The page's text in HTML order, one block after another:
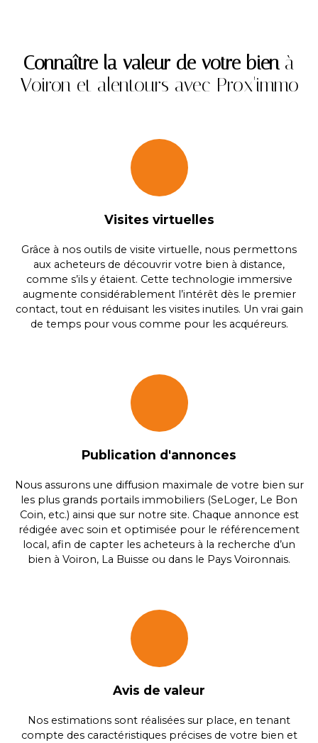
Connaître la valeur de votre bienà
Voiron et alentours avec Prox'immo
Visites virtuelles
Grâce à nos outils de visite virtuelle, nous permettons
aux acheteurs de découvrir votre bien à distance,
comme s’ils y étaient. Cette technologie immersive
augmente considérablement l’intérêt dès le premier
contact, tout en réduisant les visites inutiles. Un vrai gain
de temps pour vous comme pour les acquéreurs.
Publication d'annonces
Nous assurons une diffusion maximale de votre bien sur
les plus grands portails immobiliers (SeLoger, Le Bon
Coin, etc.) ainsi que sur notre site. Chaque annonce est
rédigée avec soin et optimisée pour le référencement
local, afin de capter les acheteurs à la recherche d’un
bien à Voiron, La Buisse ou dans le Pays Voironnais.
Avis de valeur
Nos estimations sont réalisées sur place, en tenant
compte des caractéristiques précises de votre bien et